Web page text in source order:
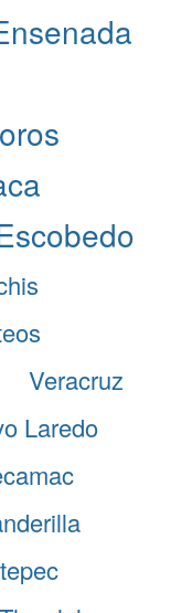
Veracruz
Laredo